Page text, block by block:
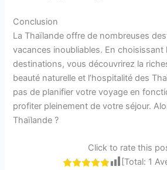
Conclusion
La Thaïlande offre de nombreuses
vacances inoubliables. En choisissant
destinations, vous découvrirez la
beauté naturelle et l’hospitalité des
pas de planifier votre voyage en
profiter pleinement de votre séjour.
Thaïlande ?
Click to rate this
[Total: 1